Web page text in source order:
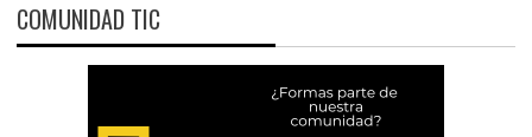
COMUNIDAD TIC